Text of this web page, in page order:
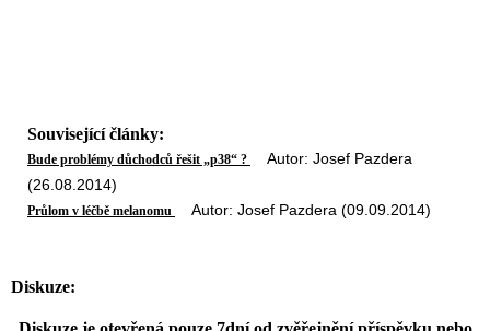
Související články:
Bude problémy důchodců řešit „p38“ ?
Autor: Josef Pazdera
(26.08.2014)
Průlom v léčbě melanomu Autor: Josef Pazdera (09.09.2014)
Diskuze: